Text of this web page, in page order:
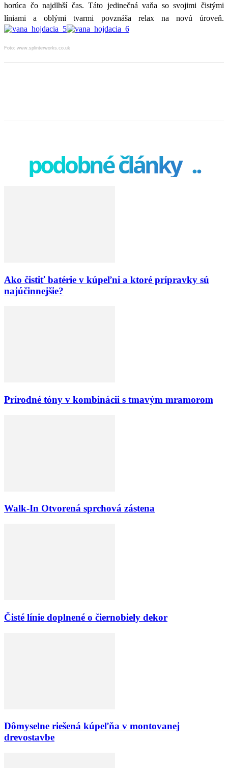
horúca čo najdlhší čas. Táto jedinečná vaňa so svojimi čistými
líniami a oblými tvarmi povznáša relax na novú úroveň.
Foto: www.splinterworks.co.uk
podobné články ..
Ako čistiť batérie v kúpeľni a ktoré prípravky sú
najúčinnejšie?
Prírodné tóny v kombinácii s tmavým mramorom
Walk-In Otvorená sprchová zástena
Čisté línie doplnené o čiernobiely dekor
Dômyselne riešená kúpeľňa v montovanej
drevostavbe